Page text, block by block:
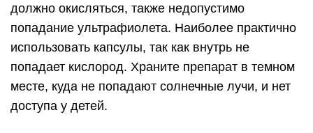
должно окисляться, также недопустимо
попадание ультрафиолета. Наиболее практично
использовать капсулы, так как внутрь не
попадает кислород. Храните препарат в темном
месте, куда не попадают солнечные лучи, и нет
доступа у детей.